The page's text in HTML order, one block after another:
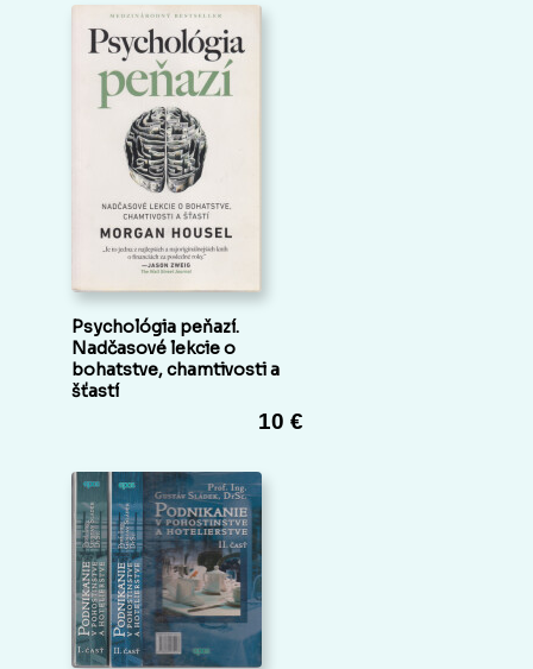
Psychológia peňazí.
Nadčasové lekcie o
bohatstve, chamtivosti a
šťastí
10 €